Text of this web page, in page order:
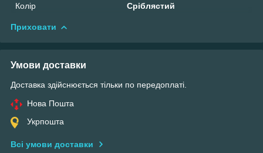
Колір
Сріблястий
Приховати
Умови доставки
Доставка здійснюється тільки по передоплаті.
Нова Пошта
Укрпошта
Всі умови доставки